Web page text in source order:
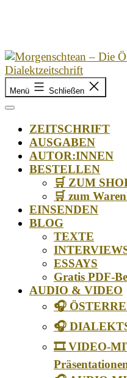
Morgenschtean
–
Die
Österr.
Dialektzeitschrift
Menü Schließen
ZEITSCHRIFT
AUSGABEN
AUTOR:INNEN
BESTELLEN
🛒 ZUM
🛒 zum
EINSENDEN
BLOG
TEXTE
ESSAYS
Gratis PDF-
AUDIO & VIDEO
🎧
🎧
🎞️ VIDEO-